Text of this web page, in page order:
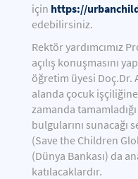
için https://
edebilirsiniz.
Rektör yardımcımız
açılış konuşmasını
öğretim üyesi Doç.Dr.
alanda çocuk
zamanda
bulgularını sunacağı
(Save the Children
(Dünya Bankası) da
katılacaklardır.